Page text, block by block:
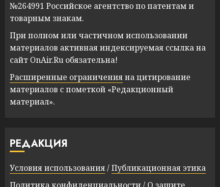
№264991 Российское агентство по патентам и
товарным знакам.
При полном или частичном использовании
материалов активная индексируемая ссылка на
сайт OnAir.Ru обязательна!
Расширенные ограниченияна цитирование
материалов с пометкой «Редакционный
материал».
РЕДАКЦИЯ
Условия использования/Публикационная этика